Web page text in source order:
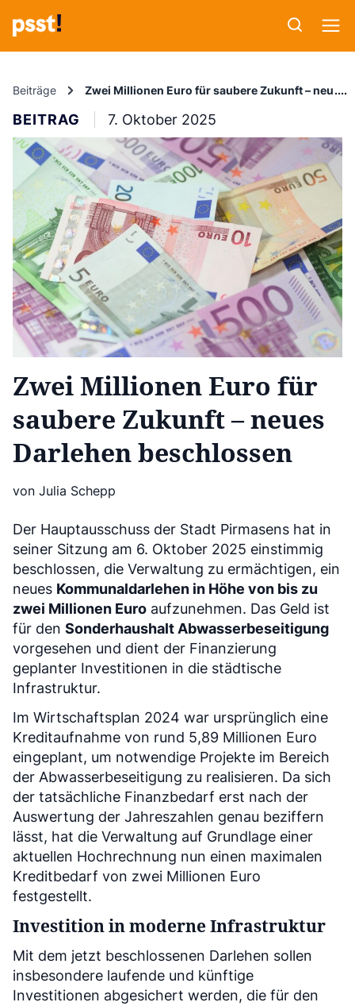
Beiträge Zwei Millionen Euro für saubere Zukunft – neues
BEITRAG 7. Oktober 2025
Zwei Millionen Euro für
saubere Zukunft – neues
Darlehen beschlossen
von Julia Schepp
Der Hauptausschuss der Stadt Pirmasens hat in
seiner Sitzung am 6. Oktober 2025 einstimmig
beschlossen, die Verwaltung zu ermächtigen, ein
neues Kommunaldarlehen in Höhe von bis zu
zwei Millionen Euro aufzunehmen. Das Geld ist
für den Sonderhaushalt Abwasserbeseitigung
vorgesehen und dient der Finanzierung
geplanter Investitionen in die städtische
Infrastruktur.
Im Wirtschaftsplan 2024 war ursprünglich eine
Kreditaufnahme von rund 5,89 Millionen Euro
eingeplant, um notwendige Projekte im Bereich
der Abwasserbeseitigung zu realisieren. Da sich
der tatsächliche Finanzbedarf erst nach der
Auswertung der Jahreszahlen genau beziffern
lässt, hat die Verwaltung auf Grundlage einer
aktuellen Hochrechnung nun einen maximalen
Kreditbedarf von zwei Millionen Euro
festgestellt.
Investition in moderne Infrastruktur
Mit dem jetzt beschlossenen Darlehen sollen
insbesondere laufende und künftige
Investitionen abgesichert werden, die für den